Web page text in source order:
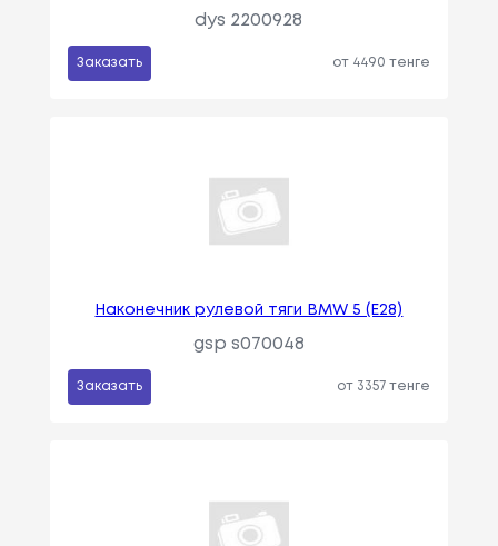
dys 2200928
Заказать от 4490 тенге
Наконечник рулевой тяги BMW 5 (E28)
gsp s070048
Заказать от 3357 тенге